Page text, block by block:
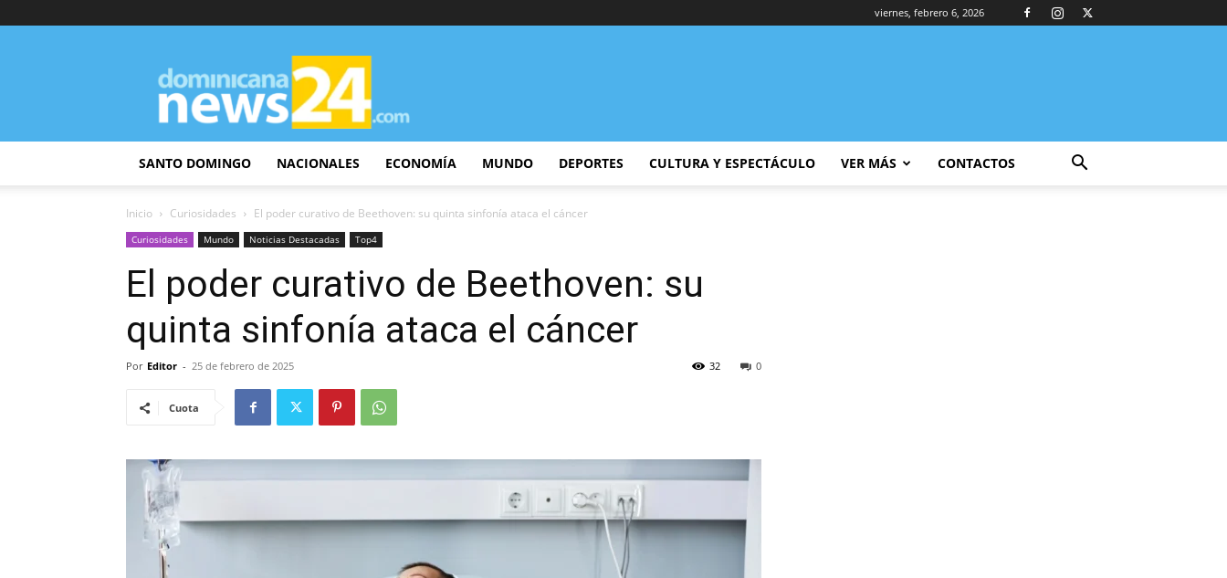
viernes, febrero 6, 2026
DominicanaNews24
SANTO DOMINGO NACIONALES ECONOMÍA MUNDO DEPORTES CULTURA Y ESPECTÁCULO VER MÁS CONTACTOS
Inicio Curiosidades El poder curativo de Beethoven: su quinta sinfonía ataca el cáncer
Curiosidades Mundo Noticias Destacadas Top4
El poder curativo de Beethoven: su
quinta sinfonía ataca el cáncer
Por Editor - 25 de febrero de 2025 0
32
Cuota